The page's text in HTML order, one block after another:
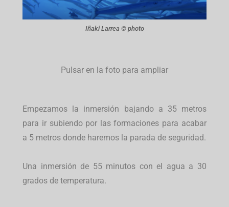
Iñaki Larrea © photo
Pulsar en la foto para ampliar
Empezamos la inmersión bajando a 35 metros
para ir subiendo por las formaciones para acabar
a 5 metros donde haremos la parada de seguridad.
Una inmersión de 55 minutos con el agua a 30
grados de temperatura.